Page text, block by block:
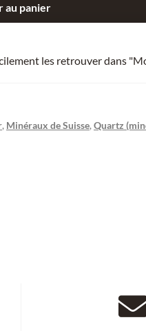
au panier
les retrouver dans
, Minéraux de Suisse, Quartz